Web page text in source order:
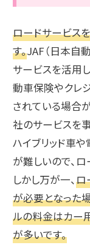
ロードサービス
す。JAF（日本自
サービスを活用
動車保険やクレ
されている場合
社のサービスを
ハイブリッド車
が難しいので、ロ
しかし万が一、ロ
が必要となった
ルの料金はカー
が多いです。